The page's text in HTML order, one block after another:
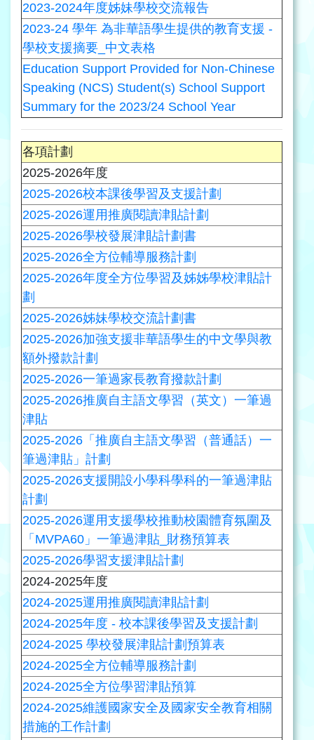
2023-2024年度姊妹學校交流報告
2023-24 學年 為非華語學生提供的教育支援 -
學校支援摘要_中文表格
Education Support Provided for Non-Chinese
Speaking (NCS) Student(s) School Support
Summary for the 2023/24 School Year
各項計劃
2025-2026年度
2025-2026校本課後學習及支援計劃
2025-2026運用推廣閱讀津貼計劃
2025-2026學校發展津貼計劃書
2025-2026全方位輔導服務計劃
2025-2026年度全方位學習及姊姊學校津貼計
劃
2025-2026姊妹學校交流計劃書
2025-2026加強支援非華語學生的中文學與教
額外撥款計劃
2025-2026一筆過家長教育撥款計劃
2025-2026推廣自主語文學習（英文）一筆過
津貼
2025-2026「推廣自主語文學習（普通話）一
筆過津貼」計劃
2025-2026支援開設小學科學科的一筆過津貼
計劃
2025-2026運用支援學校推動校園體育氛圍及
「MVPA60」一筆過津貼_財務預算表
2025-2026學習支援津貼計劃
2024-2025年度
2024-2025運用推廣閱讀津貼計劃
2024-2025年度 - 校本課後學習及支援計劃
2024-2025 學校發展津貼計劃預算表
2024-2025全方位輔導服務計劃
2024-2025全方位學習津貼預算
2024-2025維護國家安全及國家安全教育相關
措施的工作計劃